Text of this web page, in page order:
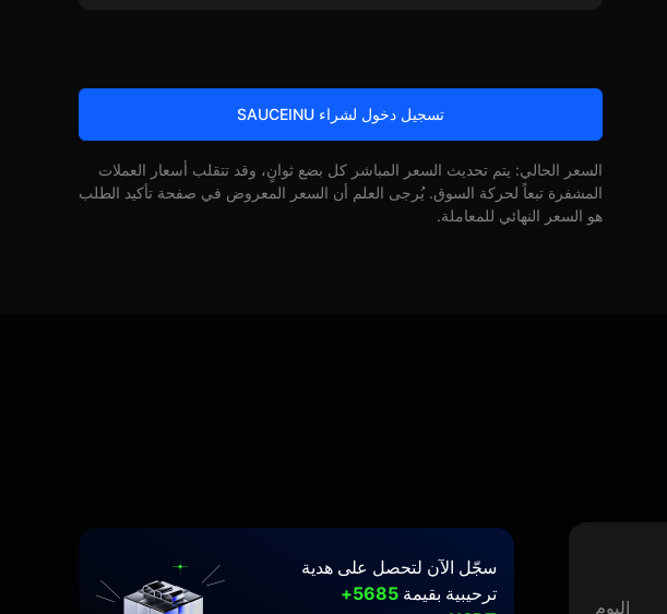
تسجيل دخول لشراء SAUCEINU
السعر الحالي: يتم تحديث السعر المباشر كل بضع ثوانٍ، وقد تتقلب أسعار العملات
المشفرة تبعاً لحركة السوق. يُرجى العلم أن السعر المعروض في صفحة تأكيد الطلب
هو السعر النهائي للمعاملة.
اليوم
سجّل الآن لتحصل على هدية
ترحيبية بقيمة
5685+